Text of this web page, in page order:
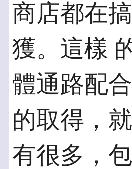
商店都在
獲。這樣
體通路配
的取得，
有很多，